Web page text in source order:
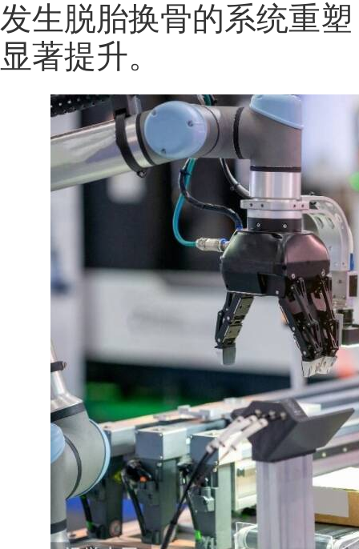
发生脱胎换骨的系统重
显著提升。